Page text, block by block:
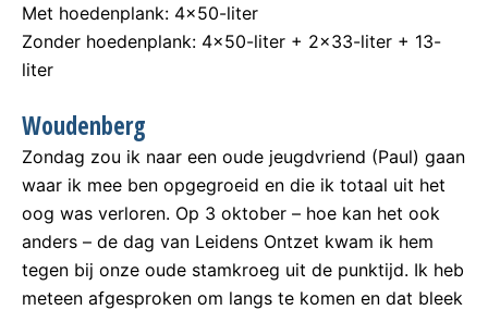
Met hoedenplank: 4×50-liter
Zonder hoedenplank: 4×50-liter + 2×33-liter + 13-
liter
Woudenberg
Zondag zou ik naar een oude jeugdvriend (Paul) gaan
waar ik mee ben opgegroeid en die ik totaal uit het
oog was verloren. Op 3 oktober – hoe kan het ook
anders – de dag van Leidens Ontzet kwam ik hem
tegen bij onze oude stamkroeg uit de punktijd. Ik heb
meteen afgesproken om langs te komen en dat bleek